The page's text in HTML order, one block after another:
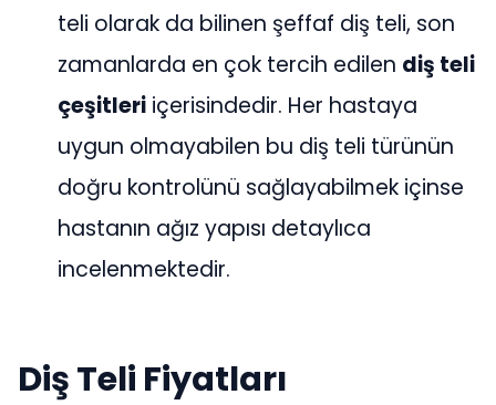
teli olarak da bilinen şeffaf diş teli, son
zamanlarda en çok tercih edilen diş teli
çeşitleri içerisindedir. Her hastaya
uygun olmayabilen bu diş teli türünün
doğru kontrolünü sağlayabilmek içinse
hastanın ağız yapısı detaylıca
incelenmektedir.
Diş Teli Fiyatları